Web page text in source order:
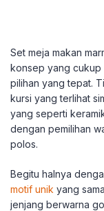
Set meja makan
konsep yang cukup
pilihan yang tepat.
kursi yang terlihat
yang seperti
dengan pemilihan
polos.
Begitu halnya
motif unik yang
jenjang berwarna